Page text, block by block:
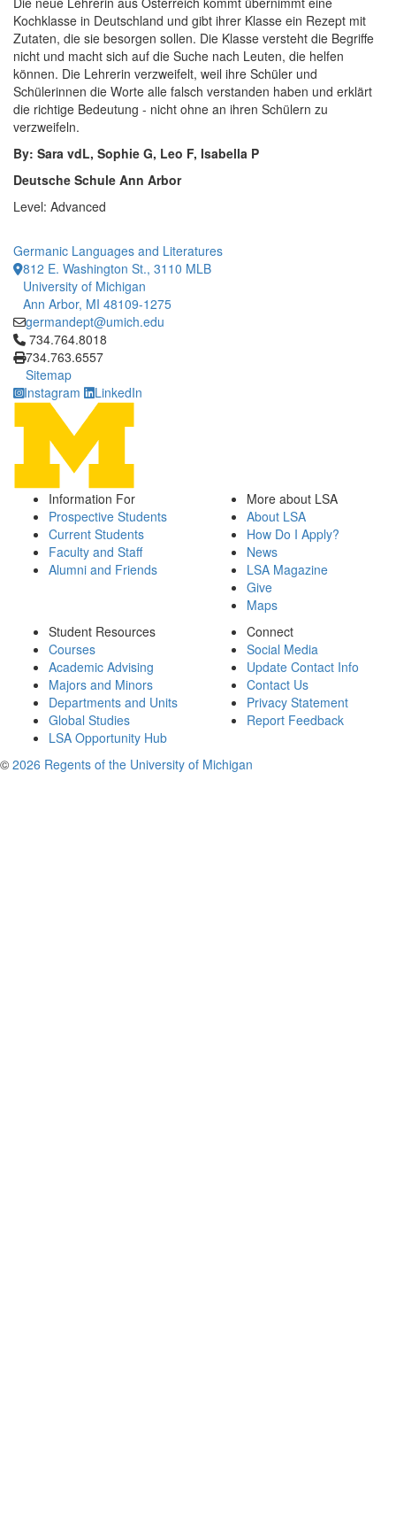
Kochklasse in Deutschland und gibt ihrer Klasse ein Rezept mit
Zutaten, die sie besorgen sollen. Die Klasse versteht die Begriffe
nicht und macht sich auf die Suche nach Leuten, die helfen
können. Die Lehrerin verzweifelt, weil ihre Schüler und
Schülerinnen die Worte alle falsch verstanden haben und erklärt
die richtige Bedeutung - nicht ohne an ihren Schülern zu
verzweifeln.
By: Sara vdL, Sophie G, Leo F, Isabella P
Deutsche Schule Ann Arbor
Level: Advanced
Germanic Languages and Literatures
812 E. Washington St., 3110 MLB
University of Michigan
Ann Arbor, MI 48109-1275
germandept@umich.edu
Click to call 734.764.8018
734.764.8018
734.763.6557
Sitemap
Instagram
LinkedIn
Information For
Prospective Students
Current Students
Faculty and Staff
Alumni and Friends
More about LSA
About LSA
How Do I Apply?
News
LSA Magazine
Give
Maps
Student Resources
Courses
Academic Advising
Majors and Minors
Departments and Units
Global Studies
LSA Opportunity Hub
Connect
Social Media
Update Contact Info
Contact Us
Privacy Statement
Report Feedback
© 2026 Regents of the University of Michigan